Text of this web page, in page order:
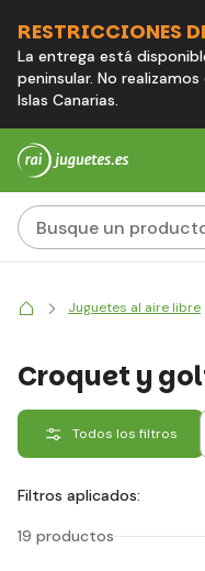
RESTRICCIONES
La entrega está
peninsular. No
Islas Canarias.
Juguetes al aire libre
Croquet y
Todos los filtros
Filtros aplicados:
19 productos